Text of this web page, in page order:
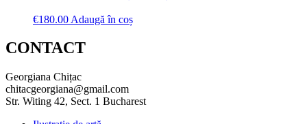
€180.00 Adaugă în coș
CONTACT
Georgiana Chițac
chitacgeorgiana@gmail.com
Str. Witing 42, Sect. 1 Bucharest